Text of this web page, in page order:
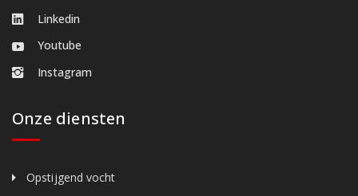
Linkedin
Youtube
Instagram
Onze diensten
Opstijgend vocht